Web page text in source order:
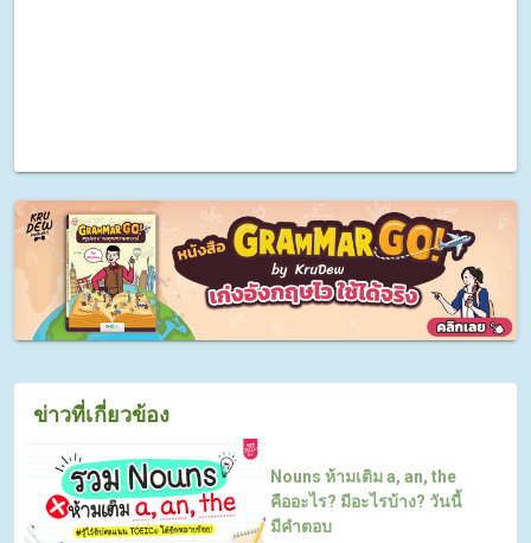
ข่าวที่เกี่ยวข้อง
Nouns ห้ามเติม a, an, the
คืออะไร? มีอะไรบ้าง? วันนี้
มีคำตอบ